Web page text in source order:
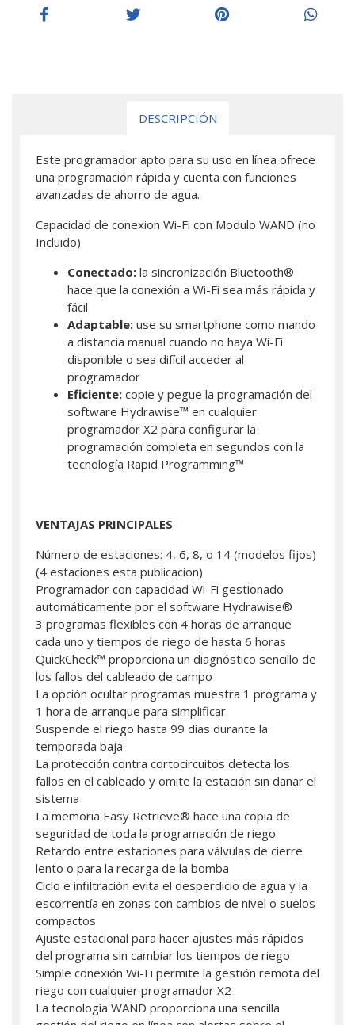
DESCRIPCIÓN
Este programador apto para su uso en línea ofrece
una programación rápida y cuenta con funciones
avanzadas de ahorro de agua.
Capacidad de conexion Wi-Fi con Modulo WAND (no
Incluido)
Conectado: la sincronización Bluetooth®
hace que la conexión a Wi-Fi sea más rápida y
fácil
Adaptable: use su smartphone como mando
a distancia manual cuando no haya Wi-Fi
disponible o sea difícil acceder al
programador
Eficiente: copie y pegue la programación del
software Hydrawise™ en cualquier
programador X2 para configurar la
programación completa en segundos con la
tecnología Rapid Programming™
VENTAJAS PRINCIPALES
Número de estaciones: 4, 6, 8, o 14 (modelos fijos)
(4 estaciones esta publicacion)
Programador con capacidad Wi-Fi gestionado
automáticamente por el software Hydrawise®
3 programas flexibles con 4 horas de arranque
cada uno y tiempos de riego de hasta 6 horas
QuickCheck™ proporciona un diagnóstico sencillo de
los fallos del cableado de campo
La opción ocultar programas muestra 1 programa y
1 hora de arranque para simplificar
Suspende el riego hasta 99 días durante la
temporada baja
La protección contra cortocircuitos detecta los
fallos en el cableado y omite la estación sin dañar el
sistema
La memoria Easy Retrieve® hace una copia de
seguridad de toda la programación de riego
Retardo entre estaciones para válvulas de cierre
lento o para la recarga de la bomba
Ciclo e infiltración evita el desperdicio de agua y la
escorrentía en zonas con cambios de nivel o suelos
compactos
Ajuste estacional para hacer ajustes más rápidos
del programa sin cambiar los tiempos de riego
Simple conexión Wi-Fi permite la gestión remota del
riego con cualquier programador X2
La tecnología WAND proporciona una sencilla